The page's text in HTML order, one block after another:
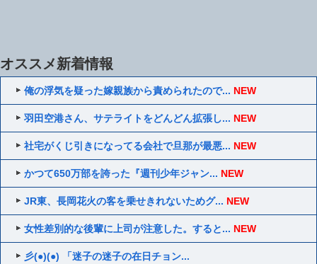
オススメ新着情報
俺の浮気を疑った嫁親族から責められたので... NEW
羽田空港さん、サテライトをどんどん拡張し... NEW
社宅がくじ引きになってる会社で旦那が最悪... NEW
かつて650万部を誇った『週刊少年ジャン... NEW
JR東、長岡花火の客を乗せきれないためグ... NEW
女性差別的な後輩に上司が注意した。すると... NEW
彡(●)(●) 「迷子の迷子の在日チョン...